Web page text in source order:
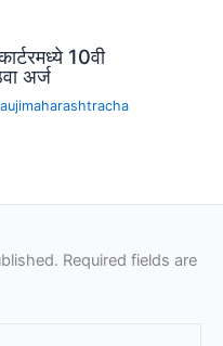
10वी
अर्ज
Required fields are